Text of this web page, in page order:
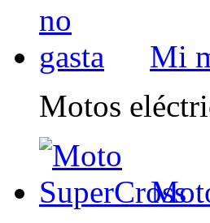
Mi
Motos